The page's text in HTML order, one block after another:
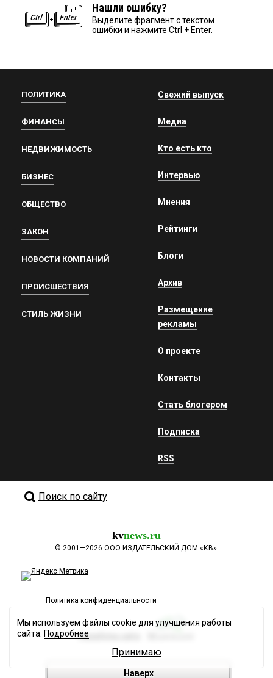
Нашли ошибку?
Выделите фрагмент с текстом
ошибки и нажмите Ctrl + Enter.
ПОЛИТИКА
ФИНАНСЫ
НЕДВИЖИМОСТЬ
БИЗНЕС
ОБЩЕСТВО
ЗАКОН
НОВОСТИ КОМПАНИЙ
ПРОИСШЕСТВИЯ
СТИЛЬ ЖИЗНИ
Свежий выпуск
Медиа
Кто есть кто
Интервью
Мнения
Рейтинги
Блоги
Архив
Размещение
рекламы
О проекте
Контакты
Стать блогером
Подписка
RSS
Поиск по сайту
kvnews.ru
© 2001—2026 ООО ИЗДАТЕЛЬСКИЙ ДОМ «КВ».
Политика конфиденциальности
Разработка сайта
Наверх
Мы используем файлы cookie для улучшения работы
сайта. Подробнее
Принимаю